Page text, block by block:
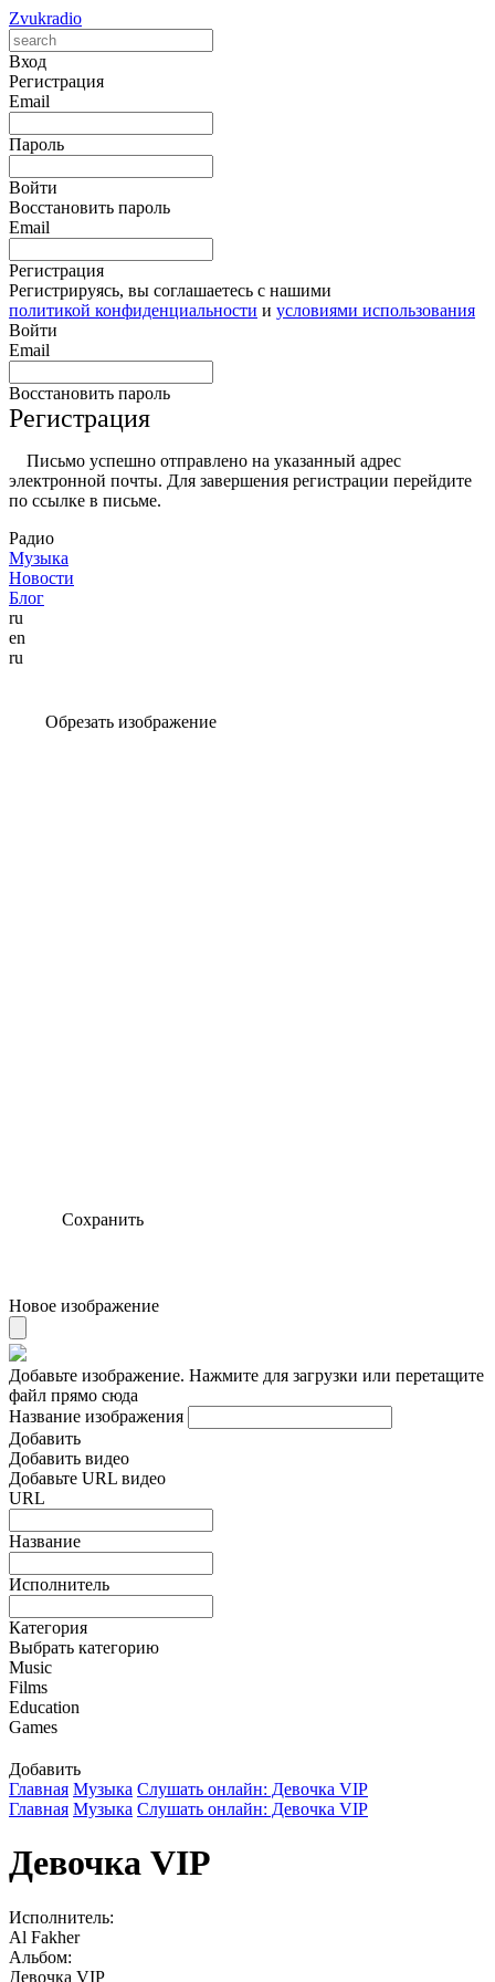
Zvukradio
Вход
Регистрация
Email
Пароль
Войти
Восстановить пароль
Email
Регистрация
Регистрируясь, вы соглашаетесь с нашими
политикой конфиденциальности и условиями использования
Войти
Email
Восстановить пароль
Регистрация
Письмо успешно отправлено на указанный адрес
электронной почты. Для завершения регистрации перейдите
по ссылке в письме.
Радио
Музыка
Новости
Блог
ru
en
ru
Обрезать изображение
Сохранить
Новое изображение
Добавьте изображение. Нажмите для загрузки или перетащите
файл прямо сюда
Название изображения
Добавить
Добавить видео
Добавьте URL видео
URL
Название
Исполнитель
Категория
Выбрать категорию
Music
Films
Education
Games
Добавить
Главная Музыка Слушать онлайн: Девочка VIP
Главная Музыка Слушать онлайн: Девочка VIP
Девочка VIP
Исполнитель:
Al Fakher
Альбом:
Девочка VIP